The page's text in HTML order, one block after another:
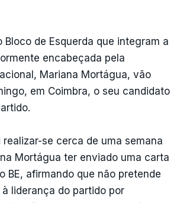
Bloco de Esquerda que integram a
encabeçada pela
Mariana Mortágua, vão
em Coimbra, o seu candidato
realizar-se cerca de uma semana
Mortágua ter enviado uma carta
BE, afirmando que não pretende
liderança do partido por